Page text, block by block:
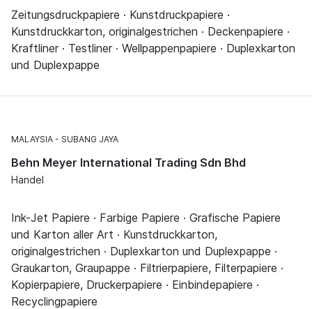
Zeitungsdruckpapiere · Kunstdruckpapiere ·
Kunstdruckkarton, originalgestrichen · Deckenpapiere ·
Kraftliner · Testliner · Wellpappenpapiere · Duplexkarton
und Duplexpappe
MALAYSIA SUBANG JAYA
Behn Meyer International Trading Sdn Bhd
Handel
Ink-Jet Papiere · Farbige Papiere · Grafische Papiere
und Karton aller Art · Kunstdruckkarton,
originalgestrichen · Duplexkarton und Duplexpappe ·
Graukarton, Graupappe · Filtrierpapiere, Filterpapiere ·
Kopierpapiere, Druckerpapiere · Einbindepapiere ·
Recyclingpapiere